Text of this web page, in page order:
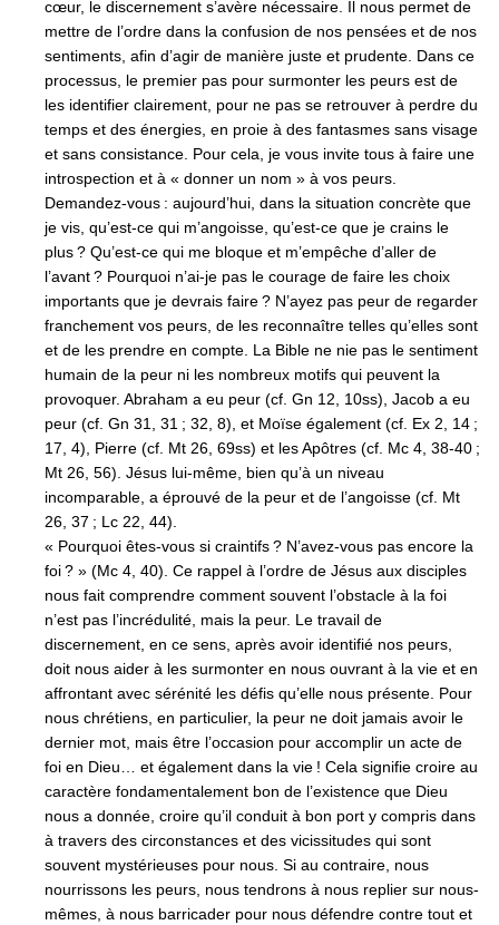
cœur, le discernement s’avère nécessaire. Il nous permet de
mettre de l’ordre dans la confusion de nos pensées et de nos
sentiments, afin d’agir de manière juste et prudente. Dans ce
processus, le premier pas pour surmonter les peurs est de
les identifier clairement, pour ne pas se retrouver à perdre du
temps et des énergies, en proie à des fantasmes sans visage
et sans consistance. Pour cela, je vous invite tous à faire une
introspection et à « donner un nom » à vos peurs.
Demandez-vous : aujourd’hui, dans la situation concrète que
je vis, qu’est-ce qui m’angoisse, qu’est-ce que je crains le
plus ? Qu’est-ce qui me bloque et m’empêche d’aller de
l’avant ? Pourquoi n’ai-je pas le courage de faire les choix
importants que je devrais faire ? N’ayez pas peur de regarder
franchement vos peurs, de les reconnaître telles qu’elles sont
et de les prendre en compte. La Bible ne nie pas le sentiment
humain de la peur ni les nombreux motifs qui peuvent la
provoquer. Abraham a eu peur (cf. Gn 12, 10ss), Jacob a eu
peur (cf. Gn 31, 31 ; 32, 8), et Moïse également (cf. Ex 2, 14 ;
17, 4), Pierre (cf. Mt 26, 69ss) et les Apôtres (cf. Mc 4, 38-40 ;
Mt 26, 56). Jésus lui-même, bien qu’à un niveau
incomparable, a éprouvé de la peur et de l’angoisse (cf. Mt
26, 37 ; Lc 22, 44).
« Pourquoi êtes-vous si craintifs ? N’avez-vous pas encore la
foi ? » (Mc 4, 40). Ce rappel à l’ordre de Jésus aux disciples
nous fait comprendre comment souvent l’obstacle à la foi
n’est pas l’incrédulité, mais la peur. Le travail de
discernement, en ce sens, après avoir identifié nos peurs,
doit nous aider à les surmonter en nous ouvrant à la vie et en
affrontant avec sérénité les défis qu’elle nous présente. Pour
nous chrétiens, en particulier, la peur ne doit jamais avoir le
dernier mot, mais être l’occasion pour accomplir un acte de
foi en Dieu… et également dans la vie ! Cela signifie croire au
caractère fondamentalement bon de l’existence que Dieu
nous a donnée, croire qu’il conduit à bon port y compris dans
à travers des circonstances et des vicissitudes qui sont
souvent mystérieuses pour nous. Si au contraire, nous
nourrissons les peurs, nous tendrons à nous replier sur nous-
mêmes, à nous barricader pour nous défendre contre tout et